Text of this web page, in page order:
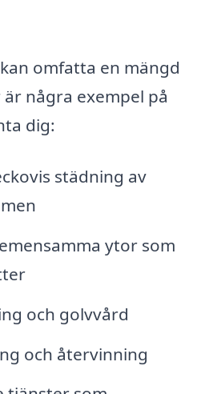
omfatta en mängd
några exempel på
dig:
städning av
ytor som
och golvvård
och återvinning